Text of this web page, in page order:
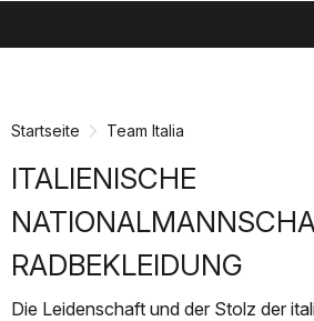
Startseite Team Italia
ITALIENISCHE
RADBEKLEIDUNG
Die Leidenschaft und der Stolz der